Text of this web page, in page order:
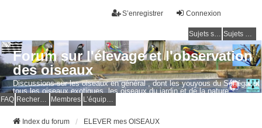
Connexion
S’enregistrer
Sujets sans réponse Sujets actifs
Forum sur l'élevage et l'observation
des oiseaux
Discussions sur les oiseaux en général , dont les youyous du Sénégal et
tous les oiseaux exotiques, les oiseaux du jardin et de la nature.
Questions, photos, expériences.
FAQ Membres
Index du forum ELEVER mes OISEAUX